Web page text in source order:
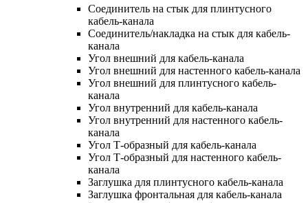
Соединитель на стык для плинтусного
кабель-канала
Соединитель/накладка на стык для кабель-
канала
Угол внешний для кабель-канала
Угол внешний для настенного кабель-канала
Угол внешний для плинтусного кабель-
канала
Угол внутренний для кабель-канала
Угол внутренний для настенного кабель-
канала
Угол Т-образный для кабель-канала
Угол Т-образный для настенного кабель-
канала
Заглушка для плинтусного кабель-канала
Заглушка фронтальная для кабель-канала